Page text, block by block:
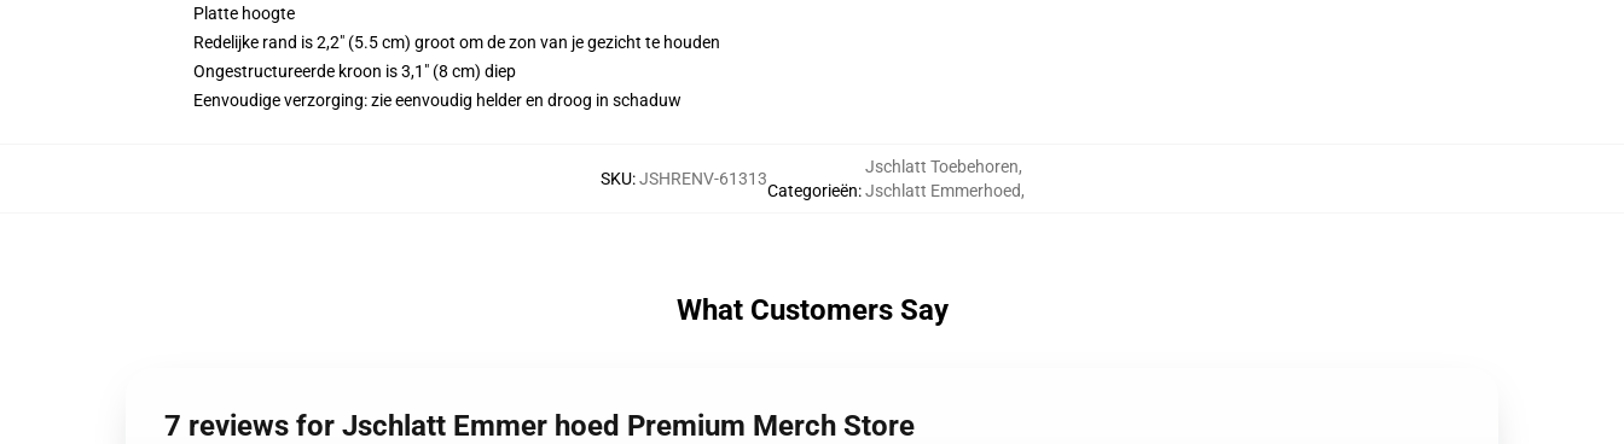
Platte hoogte
Redelijke rand is 2,2" (5.5 cm) groot om de zon van je gezicht te houden
Ongestructureerde kroon is 3,1" (8 cm) diep
Eenvoudige verzorging: zie eenvoudig helder en droog in schaduw
SKU:JSHRENV-61313
Categorieën:
Jschlatt Toebehoren,
Jschlatt Emmerhoed,
What Customers Say
7 reviews for Jschlatt Emmer hoed Premium Merch Store